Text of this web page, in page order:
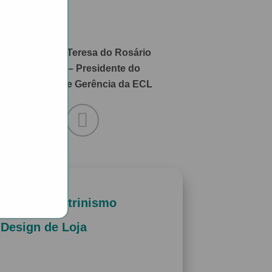
Mensagem Teresa do Rosário
Damásio – Presidente do
Conselho de Gerência da ECL
Curso de Vitrinismo
Design de Loja